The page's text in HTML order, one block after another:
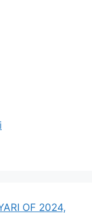
OF 2024,